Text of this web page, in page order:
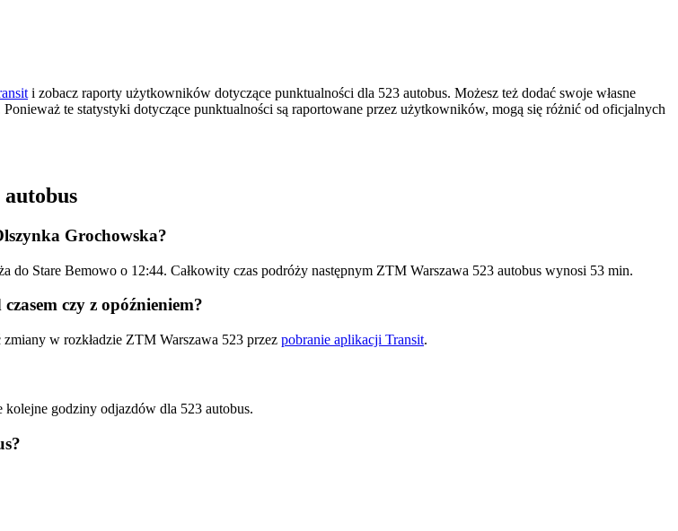
i zobacz raporty użytkowników dotyczące punktualności dla 523 autobus. Możesz też dodać swoje własne
te statystyki dotyczące punktualności są raportowane przez użytkowników, mogą się różnić od oficjalnych
Grochowska?
Stare Bemowo o 12:44. Całkowity czas podróży następnym ZTM Warszawa 523 autobus wynosi 53 min.
czy z opóźnieniem?
w rozkładzie ZTM Warszawa 523 przez pobranie aplikacji Transit.
kolejne godziny odjazdów dla 523 autobus.